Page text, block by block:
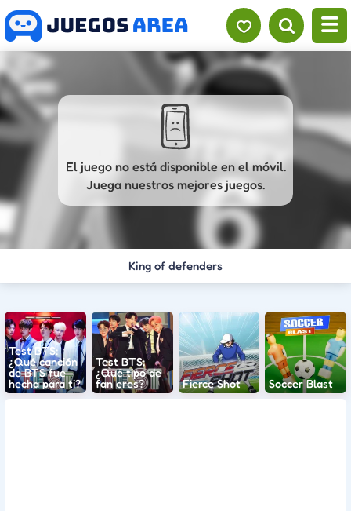
El juego no está disponible en el móvil.
Juega nuestros mejores juegos.
King of defenders
Test BTS:
¿Qué canción
de BTS fue
hecha para ti?
Test BTS:
¿Qué tipo de
fan eres?
Fierce Shot Soccer Blast